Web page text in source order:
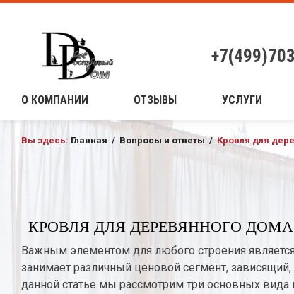
О КОМПАНИИ ОТЗЫВЫ УСЛУГИ
Вы здесь: Главная / Вопросы и ответы / Кровля для
КРОВЛЯ ДЛЯ ДЕРЕВЯННОГО ДОМА
Важным элементом для любого строения
занимает различный ценовой сегмент, зависящий,
данной статье мы рассмотрим три основных